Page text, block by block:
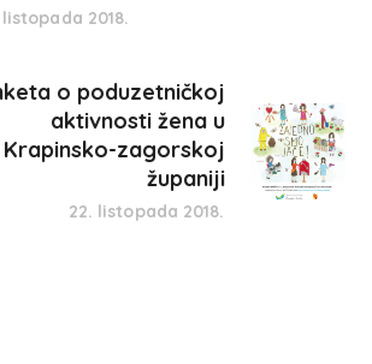
listopada 2018.
o poduzetničkoj
aktivnosti žena u
Krapinsko-zagorskoj
županiji
22. listopada 2018.